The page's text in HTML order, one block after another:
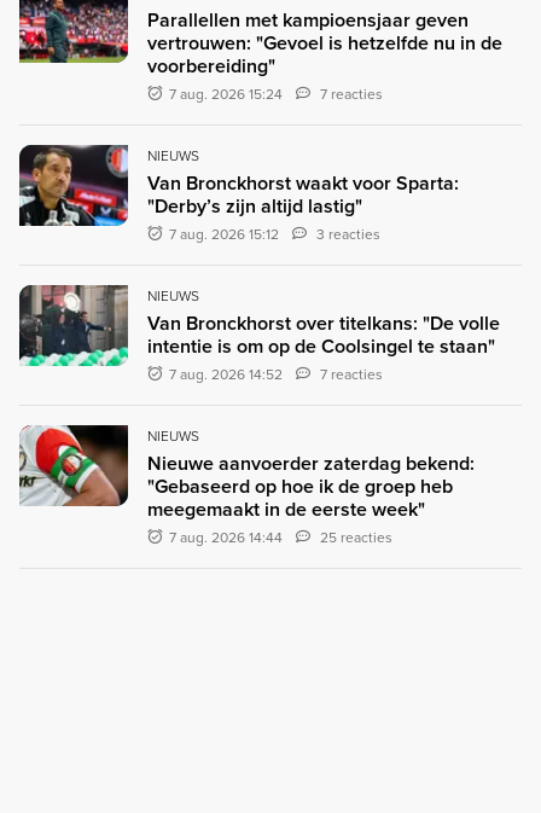
Parallellen met kampioensjaar geven
vertrouwen: "Gevoel is hetzelfde nu in de
voorbereiding"
7 aug. 2026 15:24 7 reacties
NIEUWS
Van Bronckhorst waakt voor Sparta:
"Derby’s zijn altijd lastig"
7 aug. 2026 15:12 3 reacties
NIEUWS
Van Bronckhorst over titelkans: "De volle
intentie is om op de Coolsingel te staan"
7 aug. 2026 14:52 7 reacties
NIEUWS
Nieuwe aanvoerder zaterdag bekend:
"Gebaseerd op hoe ik de groep heb
meegemaakt in de eerste week"
7 aug. 2026 14:44 25 reacties